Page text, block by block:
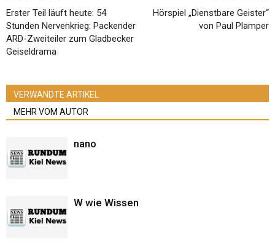
Erster Teil läuft heute: 54
Stunden Nervenkrieg: Packender
ARD-Zweiteiler zum Gladbecker
Geiseldrama
Hörspiel „Dienstbare Geister“
von Paul Plamper
VERWANDTE ARTIKEL
MEHR VOM AUTOR
nano
W wie Wissen